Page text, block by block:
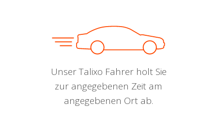
Unser Talixo Fahrer holt Sie
zur angegebenen Zeit am
angegebenen Ort ab.